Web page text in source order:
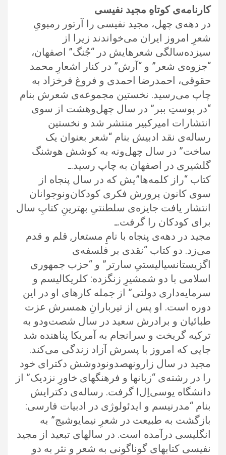
کارنامه‌ی کوتاهِ مجید نفیسی
در دهه‌ی چهل، مجید نفیسی را آرتور رمبویِ
شعرِ امروز ایران می‌خواندند زیرا از
سیزده‌سالگی شعرهایش در “جُنگ” اصفهان،
“جزوه‌ی شعر” و “آرش” در کنار اشعارِ محمد
حقوقی، احمد‌رضا احمدی و فروغ فرخزاد به
چاپ می‌رسید. نخستین مجموعه‌ی شعرش بنام
“در پوستِ ببر” در سال چهل‌و‌هشت از سوی
انتشارات امیرکبیر منتشر شد و نخستین
رساله‌ی نقد ادبیش بنام “شعر بعنوان یک
ساخت” در سال چهل‌و‌نه به کوشش هوشنگ
گلشیری در اصفهان به چاپ رسید.ـ
کتاب “راز کلمه‌ها”یش که در سال پنجاه از
سوی کانون پرورش فکری کودکان‌و‌نوجوانان
انتشار یافت جایزه‌ی سلطنتیِ بهترینِ کتابِ سال
برای کودکان را گرفت.ـ
مجید در دهه‌ی پنجاه با نامِ مستعار, قلم و قدم
می‌زد. دو کتاب “نقدی بر فلسفه‌ی
اگزیستانسیالیستیِ سارتر” و “حزب جمهوری
اسلامی با دو شمشیرِ زنگزده: کلریکالیسم و
سرمایه‌داری دولتی” از جمله کارهای او در این
دوره است. او پس از تیربارانِ همسرش عزت
طبائیان و برادرش سعید در سال شصت‌و‌دو به
ترکیه گریخت و سرانجام به آمریکا پناهنده شد
جایی که امروز با پسرش آزاد زندگی می‌کند.
مجید در سال زار‌و‌نهصد‌و‌نود‌و‌شش دکترای خود
را در رشته‌ی “زبانها و فرهنگهای خاورِ نزدیک” از
دانشگاه یوسی‌اِل‌ا گرفت. رساله‌ی دکترایش
بنام “مدرنیسم و ایدئولوژی در ادبیات فارسی:
بازگشت به طبیعت در شعرِ نیمایوشیج” به
انگلیسی درآمده است. در سالهای تبعید از مجید
نفیسی کتابهای گوناگونی به شعر و نثر به دو